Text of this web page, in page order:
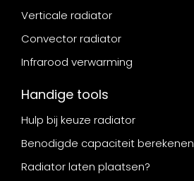
Verticale radiator
Convector radiator
Infrarood verwarming
Handige tools
Hulp bij keuze radiator
Benodigde capaciteit berekenen
Radiator laten plaatsen?